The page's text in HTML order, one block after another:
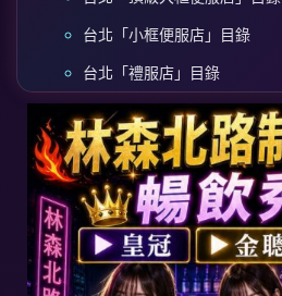
台北「小框便服店」目錄
台北「禮服店」目錄
台北「便禮店」目錄
台北「公主店」目錄
台北「制服店」目錄